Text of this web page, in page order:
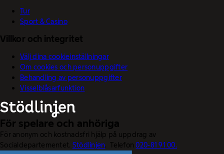
Tur
Sport & Casino
Villkor och integritet
Välj dina cookieinställningar
Om cookies och personuppgifter
Behandling av personuppgifter
Visselblåsarfunktion
För spelare och anhöriga
För anonym och kostnadsfri hjälp på uppdrag av
Socialdepartementet. Stödlinjen. Telefon020-81 91 00.